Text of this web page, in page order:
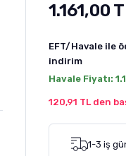
1.161,00
EFT/Havale ile
indirim
Havale Fiyatı:
120,91 TL den
1-3 iş